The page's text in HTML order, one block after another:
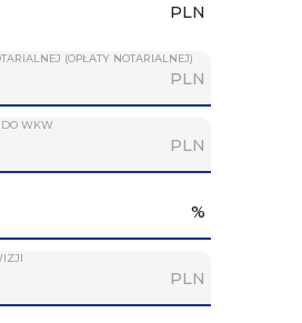
PLN
(OPŁATY NOTARIALNEJ)
PLN
DO WKW
PLN
%
PLN